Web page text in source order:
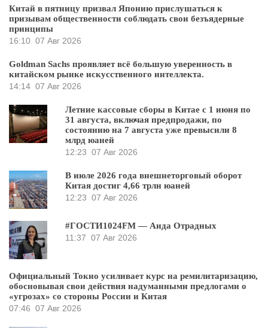
Китай в пятницу призвал Японию прислушаться к
призывам общественности соблюдать свои безъядерные
принципы
16:10 07 Авг 2026
Goldman Sachs проявляет всё большую уверенность в
китайском рынке искусственного интеллекта.
14:14 07 Авг 2026
Летние кассовые сборы в Китае с 1 июня по
31 августа, включая предпродажи, по
состоянию на 7 августа уже превысили 8
млрд юаней
12:23 07 Авг 2026
В июле 2026 года внешнеторговый оборот
Китая достиг 4,66 трлн юаней
12:23 07 Авг 2026
#ГОСТИ1024FM — Аида Отрадных
11:37 07 Авг 2026
Официальный Токио усиливает курс на ремилитаризацию,
обосновывая свои действия надуманными предлогами о
«угрозах» со стороны России и Китая
07:46 07 Авг 2026